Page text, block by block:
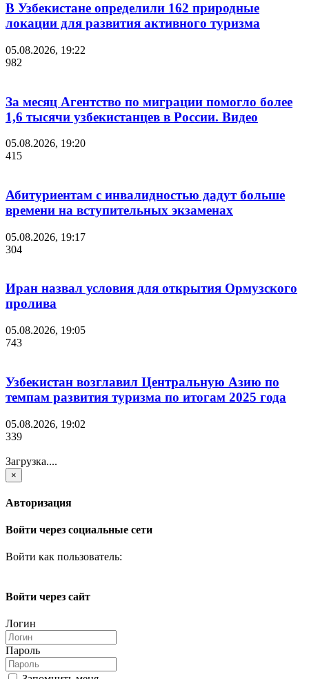
В Узбекистане определили 162 природные
локации для развития активного туризма
05.08.2026, 19:22
982
За месяц Агентство по миграции помогло более
1,6 тысячи узбекистанцев в России. Видео
05.08.2026, 19:20
415
Абитуриентам с инвалидностью дадут больше
времени на вступительных экзаменах
05.08.2026, 19:17
304
Иран назвал условия для открытия Ормузского
пролива
05.08.2026, 19:05
743
Узбекистан возглавил Центральную Азию по
темпам развития туризма по итогам 2025 года
05.08.2026, 19:02
339
Загрузка....
×
Авторизация
Войти через социальные сети
Войти как пользователь:
Войти через сайт
Логин
Пароль